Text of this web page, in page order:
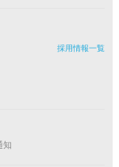
採用情報一覧
知